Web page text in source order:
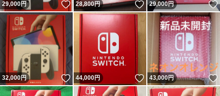
29,000円 いいね！
28,800円 いいね！
29,000円
32,000円 いいね！
44,000円 いいね！
43,000円